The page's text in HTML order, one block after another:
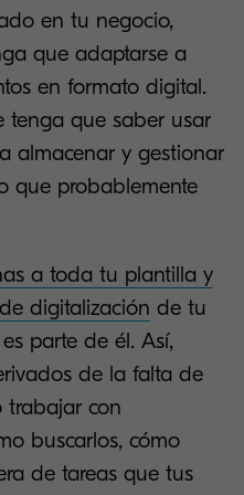
en tu negocio,
que adaptarse a
en formato digital.
tenga que saber usar
almacenar y gestionar
que probablemente
a toda tu plantilla y
digitalización de tu
parte de él. Así,
de la falta de
trabajar con
buscarlos, cómo
de tareas que tus